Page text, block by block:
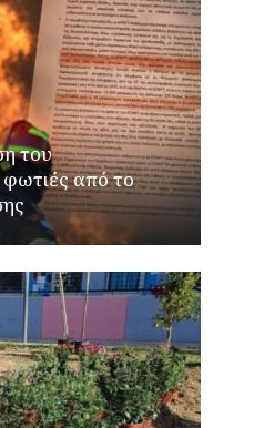
του
φωτιές από το